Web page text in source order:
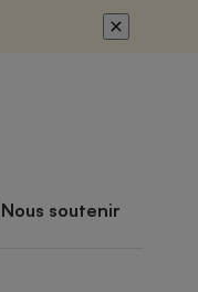
Nous soutenir